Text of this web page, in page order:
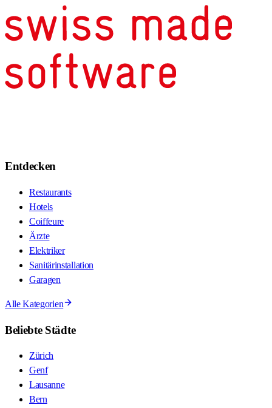
Entdecken
Restaurants
Hotels
Coiffeure
Ärzte
Elektriker
Sanitärinstallation
Garagen
Alle Kategorien
Beliebte Städte
Zürich
Genf
Lausanne
Bern